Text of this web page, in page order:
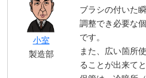
小室
製造部
ブラシの付いた
調整でき必要な
です。
また、広い箇所
ることが出来て